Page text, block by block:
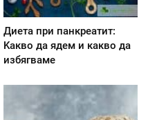
Диета при панкреатит:
Kакво да ядем и какво да
избягваме